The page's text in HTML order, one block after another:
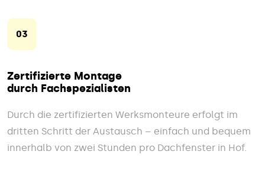
03
Zertifizierte Montage
durch Fachspezialisten
Durch die zertifizierten Werksmonteure erfolgt im
dritten Schritt der Austausch – einfach und bequem
innerhalb von zwei Stunden pro Dachfenster in Hof.